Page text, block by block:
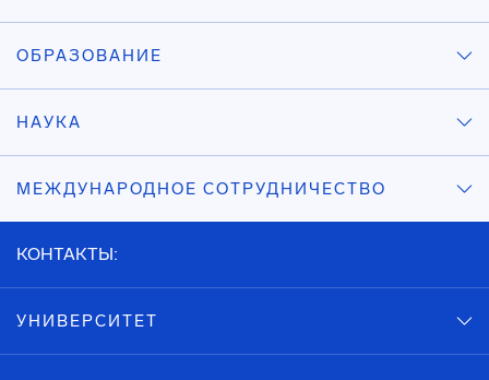
ОБРАЗОВАНИЕ
НАУКА
МЕЖДУНАРОДНОЕ СОТРУДНИЧЕСТВО
КОНТАКТЫ:
УНИВЕРСИТЕТ